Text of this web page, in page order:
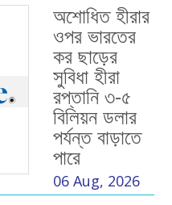
অশোধিত হীরার
ওপর ভারতের
কর ছাড়ের
সুবিধা হীরা
রপ্তানি ৩-৫
বিলিয়ন ডলার
পর্যন্ত বাড়াতে
পারে
06 Aug, 2026